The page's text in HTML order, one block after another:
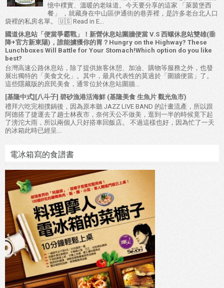
憶中樸實、溫暖的老味道。今天要分享的這家 「萊茵堡西
餐」 ，就藏身在中山區伊通街的巷弄裡，是許多老台北人口
袋裡的私房名單。 🇺🇸 Read in E...
國道休息站「便當爭霸戰」！新營休息站圍牆便當 V.S 西螺休息站雙雄(垂
降+官方新東陽)，誰能擄獲你的胃？Hungry on the Highway? These
Lunchboxes Will Battle for Your Stomach!Which option do you like
best?
台灣高速公路休息站，除了提供旅客休憩、加油、購物等服務之外，也發
展出獨特的「美食文化」。其中，最具代表性的莫過於「圍牆便當」了。
這些隱藏版的庶民美食，通常位於休息站圍牆...
[基隆中式][八斗子] 碧砂漁港活海鮮 (基隆美食 生魚片 觀光魚市)
禮拜六吃完相撲鍋後，因為原本聽 JAZZ LIVE BAND 的計畫流產，所以跟
阿德搭了捷運去了趟士林夜市，奈何天公不做美，逛到一半的時候竟下起
了滂沱大雨，所以兩個人只好搭車回飯店。 不過這樣也好，因為忙了一天
的冰箱此時已經呈...
電冰箱寫的食譜書